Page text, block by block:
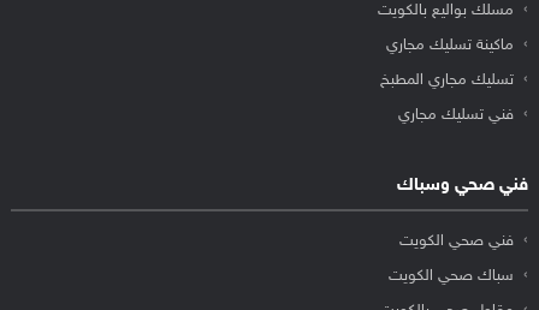
مسلك بواليع بالكويت
ماكينة تسليك مجاري
تسليك مجاري المطبخ
فني تسليك مجاري
فني صحي وسباك
فني صحي الكويت
سباك صحي الكويت